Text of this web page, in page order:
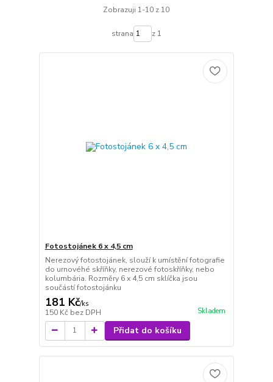
Zobrazuji 1-10 z 10
strana z 1
Fotostojánek 6 x 4,5 cm
Nerezový fotostojánek, slouží k umístění fotografie
do urnovéhé skříňky, nerezové fotoskříňky, nebo
kolumbária. Rozměry 6 x 4,5 cm sklíčka jsou
součástí fotostojánku
181 Kč/ks
150 Kč bez DPH Skladem
Přidat do košíku